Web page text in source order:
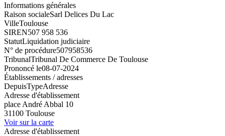
Informations générales
Raison socialeSarl Delices Du Lac
VilleToulouse
SIREN507 958 536
StatutLiquidation judiciaire
N° de procédure507958536
TribunalTribunal De Commerce De Toulouse
Prononcé le08-07-2024
Établissements / adresses
DepuisTypeAdresse
Adresse d'établissement
place André Abbal 10
31100 Toulouse
Voir sur la carte
Adresse d'établissement